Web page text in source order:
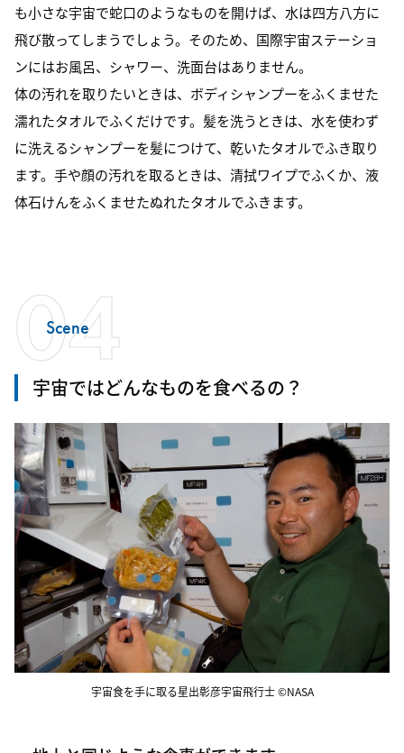
も小さな宇宙で蛇口のようなものを開けば、水は四方八方に
飛び散ってしまうでしょう。そのため、国際宇宙ステーショ
ンにはお風呂、シャワー、洗面台はありません。
体の汚れを取りたいときは、ボディシャンプーをふくませた
濡れたタオルでふくだけです。髪を洗うときは、水を使わず
に洗えるシャンプーを髪につけて、乾いたタオルでふき取り
ます。手や顔の汚れを取るときは、清拭ワイプでふくか、液
体石けんをふくませたぬれたタオルでふきます。
04
Scene
宇宙ではどんなものを食べるの？
宇宙食を手に取る星出彰彦宇宙飛行士 ©NASA